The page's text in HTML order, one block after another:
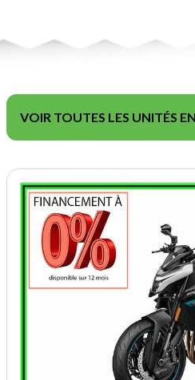
VOIR TOUTES LES UNITÉS